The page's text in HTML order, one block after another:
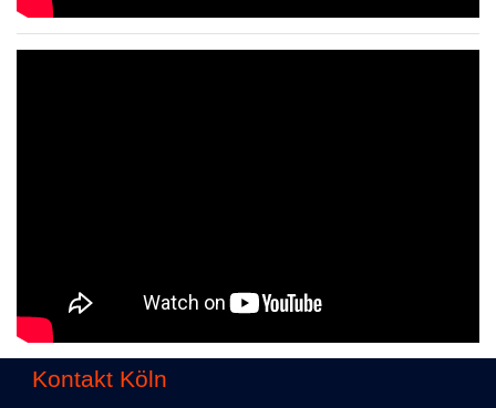
Kontakt Köln